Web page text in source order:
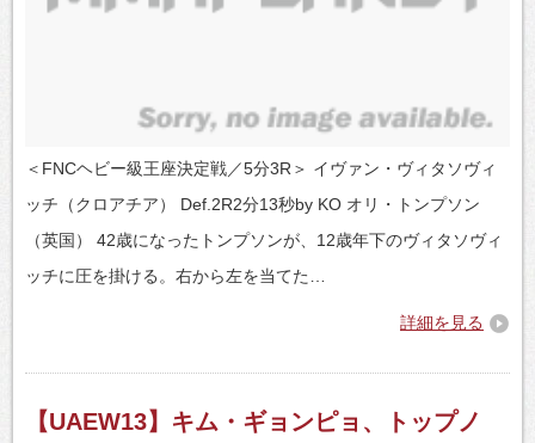
＜FNCヘビー級王座決定戦／5分3R＞ イヴァン・ヴィタソヴィ
ッチ（クロアチア） Def.2R2分13秒by KO オリ・トンプソン
（英国） 42歳になったトンプソンが、12歳年下のヴィタソヴィ
ッチに圧を掛ける。右から左を当てた…
詳細を見る
【UAEW13】キム・ギョンピョ、トップノ